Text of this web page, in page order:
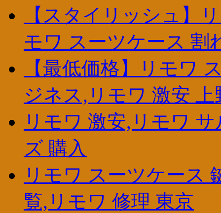
【スタイリッシュ】
モワ スーツケース 割
【最低価格】リモワ
ジネス,リモワ 激安 上
リモワ 激安,リモワ
ズ 購入
リモワ スーツケース
覧,リモワ 修理 東京